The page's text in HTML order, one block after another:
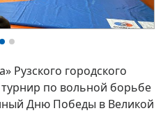
Рузского городского
по вольной борьбе
Дню Победы в Великой